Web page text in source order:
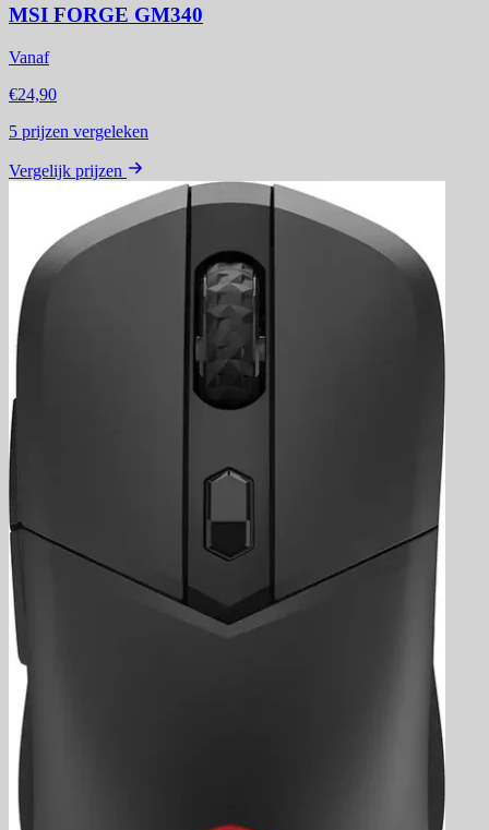
MSI FORGE GM340
Vanaf
€24,90
5 prijzen vergeleken
Vergelijk prijzen